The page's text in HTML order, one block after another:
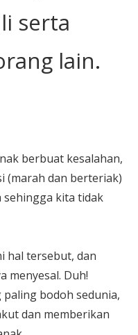
serta
lain.
berbuat kesalahan,
(marah dan berteriak)
kita tidak
hal tersebut, dan
menyesal. Duh!
paling bodoh sedunia,
dan memberikan